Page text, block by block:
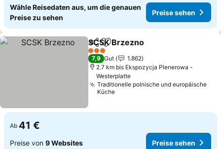
Wähle Reisedaten aus, um die genauen
Preise zu sehen
Preise sehen
TeilenZu Favoriten hinzufügen
SCSK Brzezno
3 Sterne
7,9 Gut
1.862
2.7 km bis Ekspozycja Plenerowa -
Westerplatte
Traditionelle polnische und europäische
Küche
Ab 41 €
Preise von 9 Websites Preise sehen